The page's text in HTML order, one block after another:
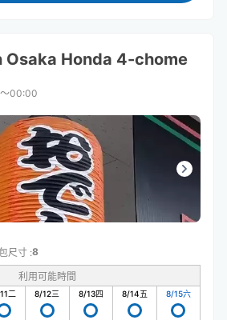
Osaka Honda 4-chome
00:00
尺寸 :8
利用可能時間
二 8/12三 8/13四 8/14五 8/15六